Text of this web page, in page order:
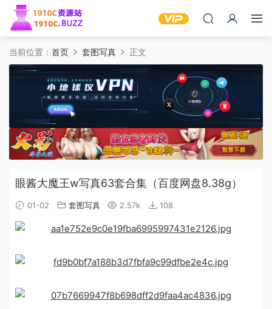
当前位置： 首页 套图写真 正文
眼酱大魔王w写真63套合集（百度网盘8.38g）
01-02 套图写真 2.57k 108